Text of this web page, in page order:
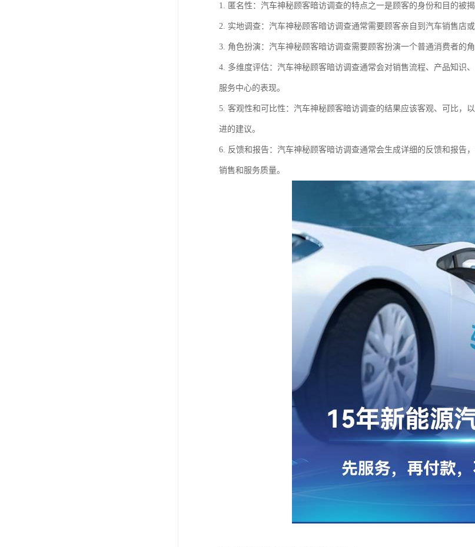
1. 匿名性：汽车神秘顾客暗访调查的特点之一是顾客的身份和目的被
2. 实地调查：汽车神秘顾客暗访调查通常需要顾客亲自到汽车销售店
3. 角色扮演：汽车神秘顾客暗访调查需要顾客扮演一个普通消费者的
4. 多维度评估：汽车神秘顾客暗访调查通常会对销售流程、产品知识
服务中心的表现。
5. 客观性和可比性：汽车神秘顾客暗访调查的结果应该客观、可比，
进的建议。
6. 反馈和报告：汽车神秘顾客暗访调查通常会生成详细的反馈和报告
销售和服务质量。